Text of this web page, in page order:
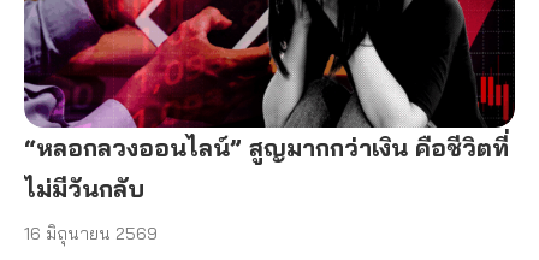
“หลอกลวงออนไลน์” สูญมากกว่าเงิน คือชีวิตที่
ไม่มีวันกลับ
16 มิถุนายน 2569